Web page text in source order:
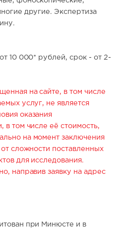
другие. Экспертиза
10 000* рублей, срок - от 2-
на сайте, в том числе
услуг, не является
оказания
в том числе её стоимость,
на момент заключения
сложности поставленных
для исследования.
направив заявку на адрес
при Минюсте и в